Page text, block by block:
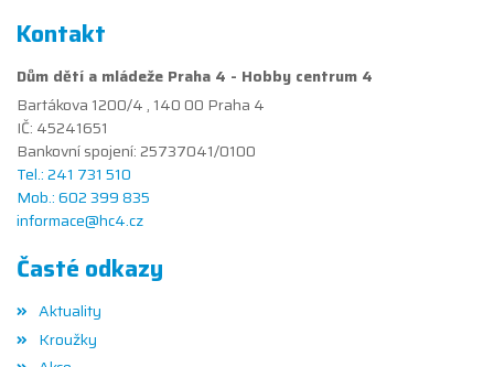
Kontakt
Dům dětí a mládeže Praha 4 - Hobby centrum 4
Bartákova 1200/4 , 140 00 Praha 4
IČ: 45241651
Bankovní spojení: 25737041/0100
Tel.: 241 731 510
Mob.: 602 399 835
informace@hc4.cz
Časté odkazy
Aktuality
Kroužky